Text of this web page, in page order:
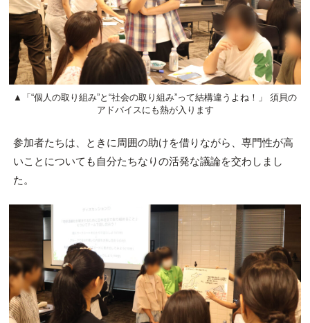
▲「“個人の取り組み”と“社会の取り組み”って結構違うよね！」 須貝の
アドバイスにも熱が入ります
参加者たちは、ときに周囲の助けを借りながら、専門性が高
いことについても自分たちなりの活発な議論を交わしまし
た。